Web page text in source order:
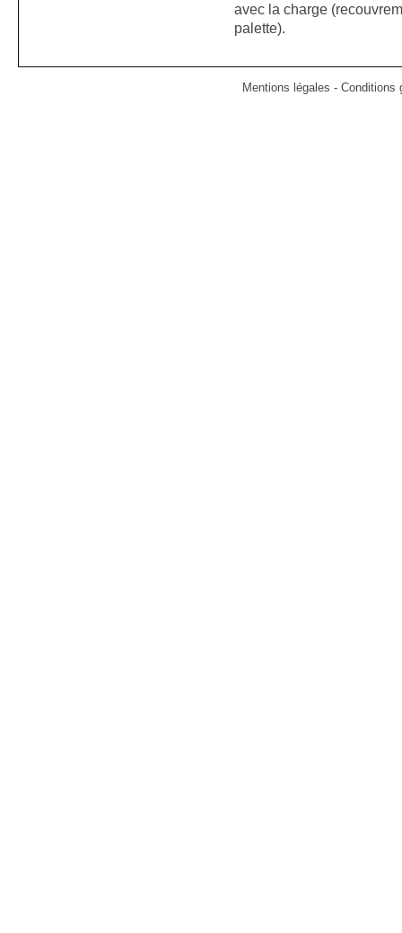
avec la charge
palette).
Mentions légales - Conditions